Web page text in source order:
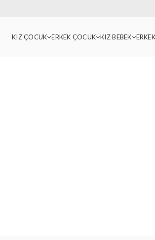
KIZ ÇOCUK ERKEK ÇOCUK KIZ BEBEK